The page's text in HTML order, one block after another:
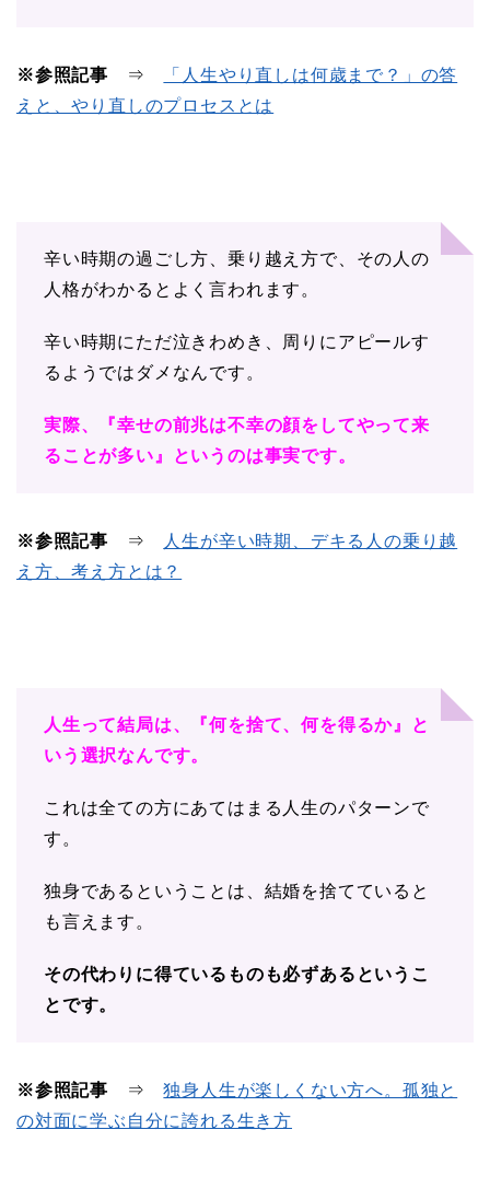
※参照記事 ⇒
「人生やり直しは何歳まで？」の答
えと、やり直しのプロセスとは
辛い時期の過ごし方、乗り越え方で、その人の
人格がわかるとよく言われます。
辛い時期にただ泣きわめき、周りにアピールす
るようではダメなんです。
実際、『幸せの前兆は不幸の顔をしてやって来
ることが多い』というのは事実です。
※参照記事 ⇒
人生が辛い時期、デキる人の乗り越
え方、考え方とは？
人生って結局は、『何を捨て、何を得るか』と
いう選択なんです。
これは全ての方にあてはまる人生のパターンで
す。
独身であるということは、結婚を捨てていると
も言えます。
その代わりに得ているものも必ずあるというこ
とです。
※参照記事 ⇒独身人生が楽しくない方へ。孤独と
の対面に学ぶ自分に誇れる生き方